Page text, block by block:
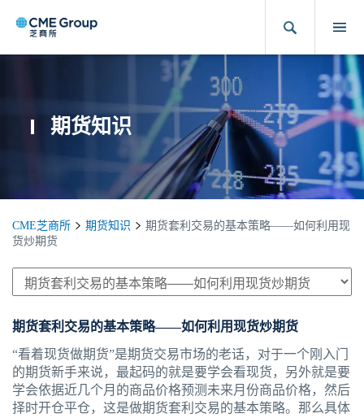
期货知识
CME芝商所 期货知识
期货套利交易的基本策略——如何利用现
货炒期货
期货套利交易的基本策略——如何利用现货炒期货
“看着现货做期货”是期货交易市场的老话，对于一个刚入门
的期货新手来说，最起码的就是要学会看现货，另外就是要
学会依据近几个月的商品价格预测未来月份商品价格，然后
择时开仓平仓，这是做期货套利交易的基本策略。那么具体